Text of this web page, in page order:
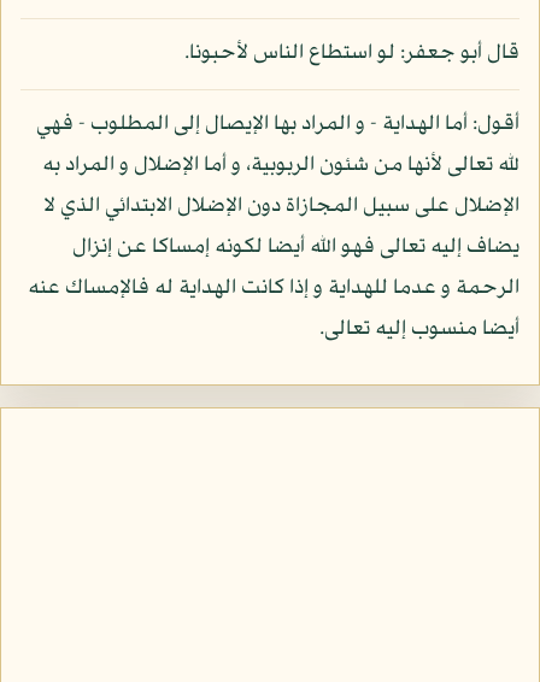
قال أبو جعفر: لو استطاع الناس لأحبونا.
أقول: أما الهداية - و المراد بها الإيصال إلى المطلوب - فهي
لله تعالى لأنها من شئون الربوبية، و أما الإضلال و المراد به
الإضلال على سبيل المجازاة دون الإضلال الابتدائي الذي لا
يضاف إليه تعالى فهو الله أيضا لكونه إمساكا عن إنزال
الرحمة و عدما للهداية و إذا كانت الهداية له فالإمساك عنه
أيضا منسوب إليه تعالى.